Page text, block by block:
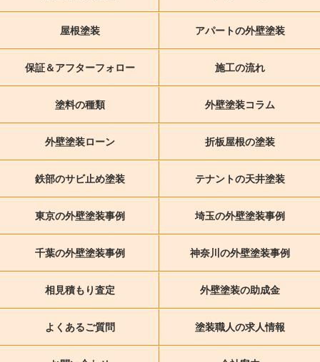
屋根塗装 アパートの外壁塗装
保証＆アフターフォロー 施工の流れ
塗料の種類 外壁塗装コラム
外壁塗装ローン 折板屋根の塗装
鉄部のサビ止め塗装 テナントの天井塗装
東京の外壁塗装事例 埼玉の外壁塗装事例
千葉の外壁塗装事例 神奈川の外壁塗装事例
相見積もり査定 外壁塗装の助成金
よくあるご質問 塗装職人の求人情報